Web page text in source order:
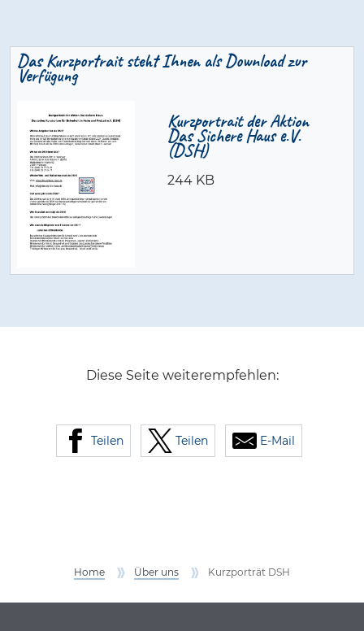
Das Kurzportrait steht Ihnen als Download zur
Verfügung
Kurzportrait der Aktion
Das Sichere Haus e.V.
(DSH)
244 KB
Diese Seite weiterempfehlen:
Teilen Teilen E-Mail
Home Über uns Kurzporträt DSH
Service Informationen